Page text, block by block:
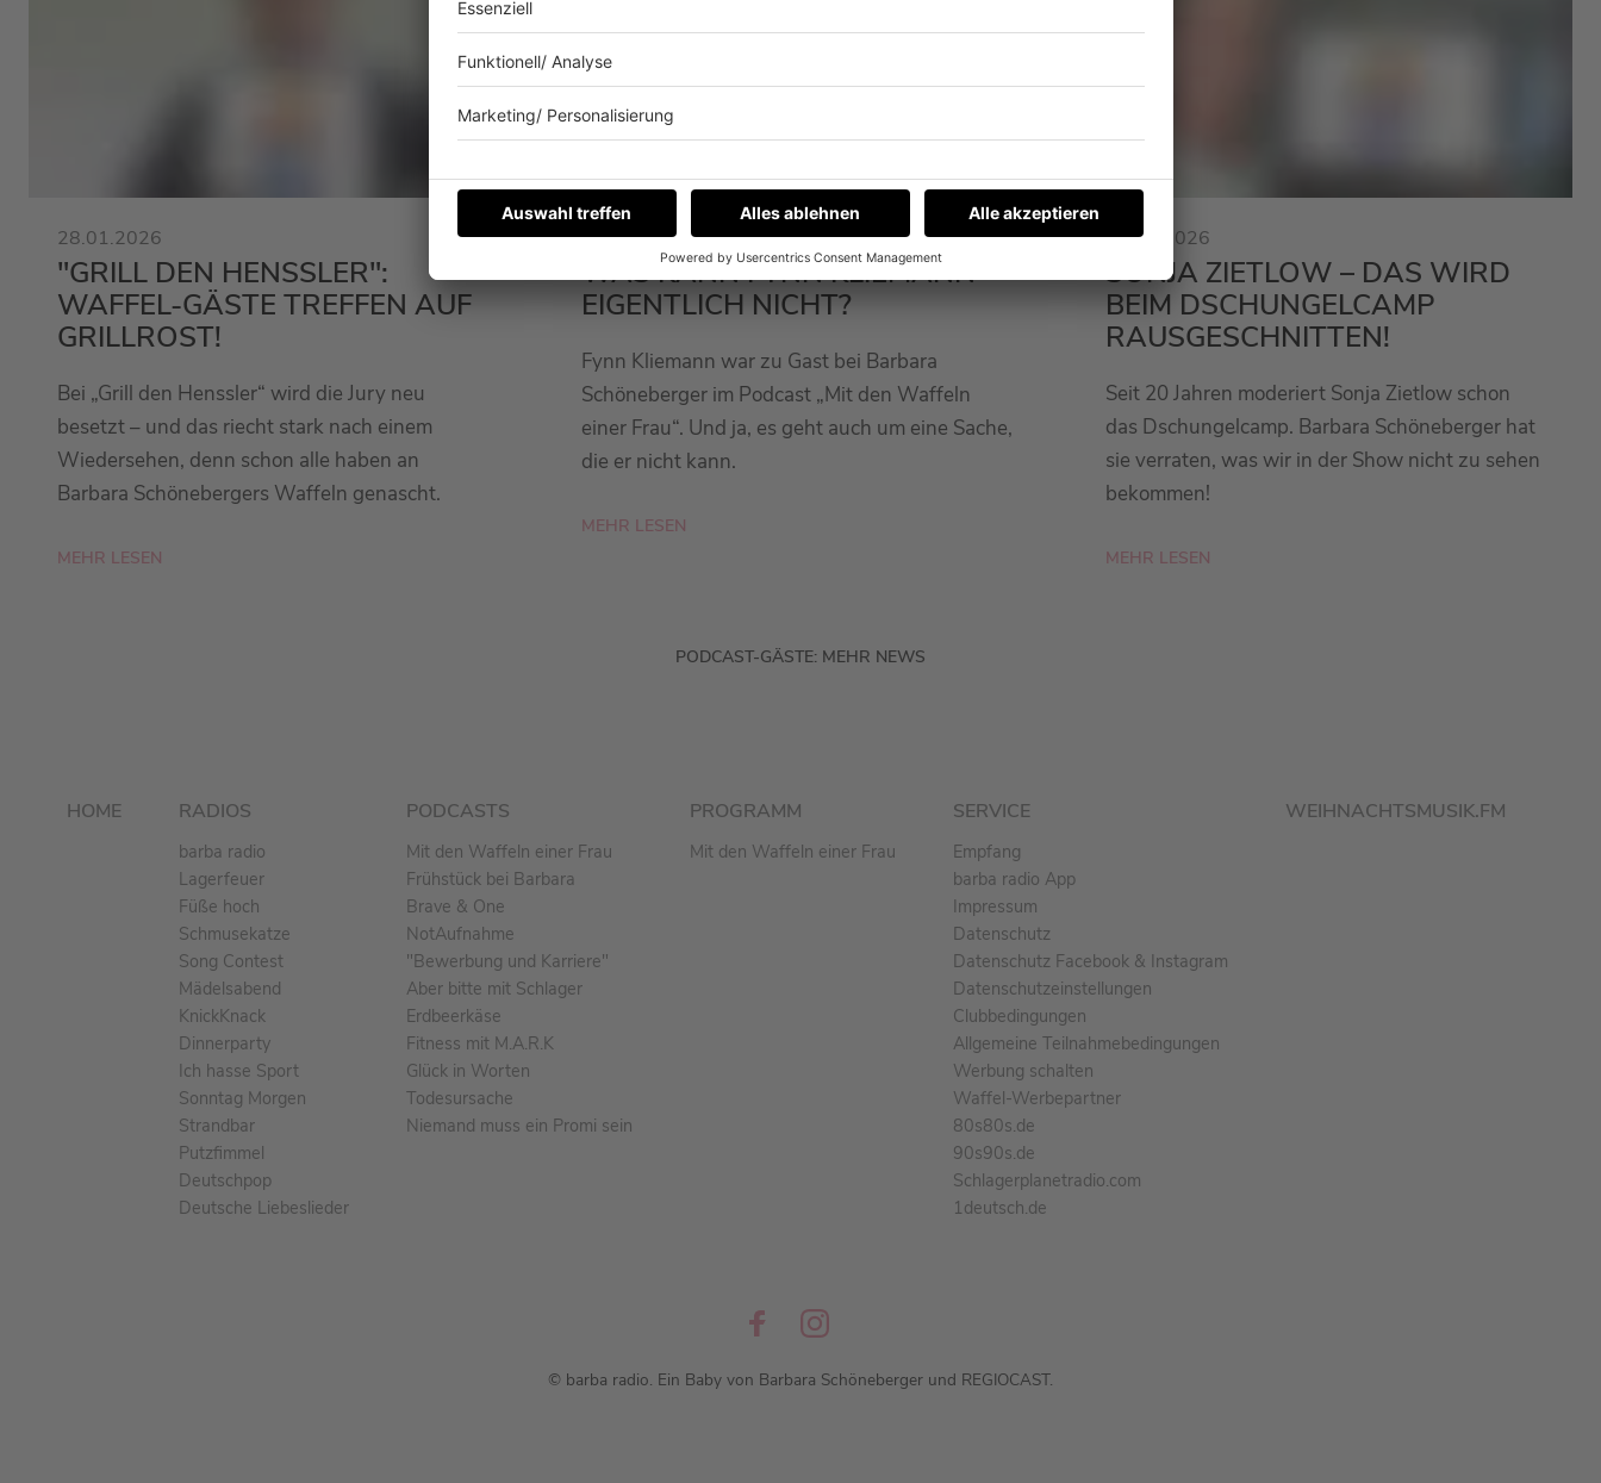
28.01.2026
"GRILL DEN HENSSLER":
WAFFEL-GÄSTE TREFFEN AUF
GRILLROST!
Bei „Grill den Henssler“ wird die Jury neu
besetzt – und das riecht stark nach einem
Wiedersehen, denn schon alle haben an
Barbara Schönebergers Waffeln genascht.
MEHR LESEN
26.01.2026
WAS KANN FYNN KLIEMANN
EIGENTLICH NICHT?
Fynn Kliemann war zu Gast bei Barbara
Schöneberger im Podcast „Mit den Waffeln
einer Frau“. Und ja, es geht auch um eine Sache,
die er nicht kann.
MEHR LESEN
23.01.2026
SONJA ZIETLOW – DAS WIRD
BEIM DSCHUNGELCAMP
RAUSGESCHNITTEN!
Seit 20 Jahren moderiert Sonja Zietlow schon
das Dschungelcamp. Barbara Schöneberger hat
sie verraten, was wir in der Show nicht zu sehen
bekommen!
MEHR LESEN
PODCAST-GÄSTE: MEHR NEWS
HOME RADIOS
barba radio
Lagerfeuer
Füße hoch
Schmusekatze
Song Contest
Mädelsabend
KnickKnack
Dinnerparty
Ich hasse Sport
Sonntag Morgen
Strandbar
Putzfimmel
Deutschpop
Deutsche Liebeslieder
PODCASTS
Mit den Waffeln einer Frau
Frühstück bei Barbara
Brave & One
NotAufnahme
"Bewerbung und Karriere"
Aber bitte mit Schlager
Erdbeerkäse
Fitness mit M.A.R.K
Glück in Worten
Todesursache
Niemand muss ein Promi sein
PROGRAMM
Mit den Waffeln einer Frau
SERVICE
Empfang
barba radio App
Impressum
Datenschutz
Datenschutz Facebook & Instagram
Datenschutzeinstellungen
Clubbedingungen
Allgemeine Teilnahmebedingungen
Werbung schalten
Waffel-Werbepartner
80s80s.de
90s90s.de
Schlagerplanetradio.com
1deutsch.de
WEIHNACHTSMUSIK.FM
© barba radio. Ein Baby von Barbara Schöneberger und REGIOCAST.